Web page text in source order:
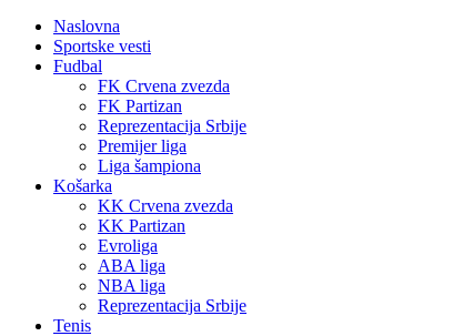
Naslovna
Sportske vesti
Fudbal
FK Crvena zvezda
FK Partizan
Reprezentacija Srbije
Premijer liga
Liga šampiona
Košarka
KK Crvena zvezda
KK Partizan
Evroliga
ABA liga
NBA liga
Reprezentacija Srbije
Tenis